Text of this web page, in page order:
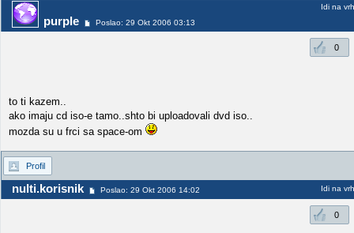
purple Poslao: 29 Okt 2006 03:13
Idi na vrh
0
to ti kazem..
ako imaju cd iso-e tamo..shto bi uploadovali dvd iso..
mozda su u frci sa space-om
Profil
nulti.korisnik Poslao: 29 Okt 2006 14:02 Idi na vrh
0